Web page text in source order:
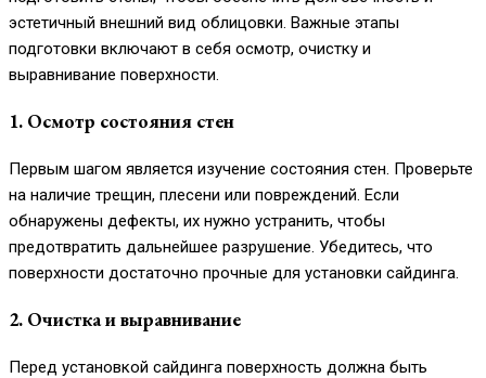
эстетичный внешний вид облицовки. Важные этапы
подготовки включают в себя осмотр, очистку и
выравнивание поверхности.
1. Осмотр состояния стен
Первым шагом является изучение состояния стен. Проверьте
на наличие трещин, плесени или повреждений. Если
обнаружены дефекты, их нужно устранить, чтобы
предотвратить дальнейшее разрушение. Убедитесь, что
поверхности достаточно прочные для установки сайдинга.
2. Очистка и выравнивание
Перед установкой сайдинга поверхность должна быть